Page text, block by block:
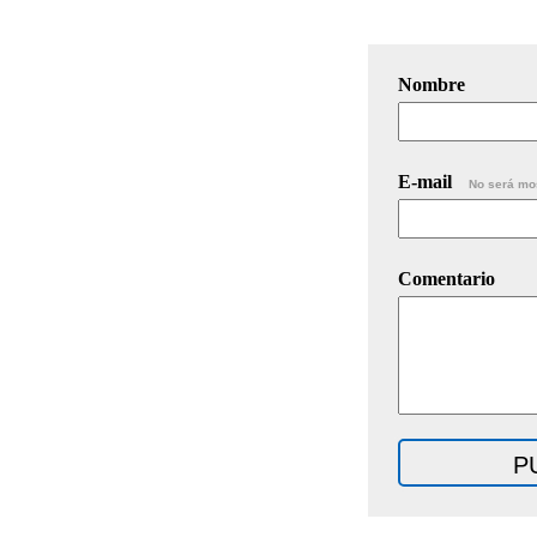
Nombre
E-mail No será
Comentario